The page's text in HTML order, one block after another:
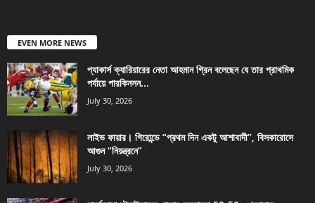
EVEN MORE NEWS
প্যাকার্স ক্যারিয়ারের নেতা আহমান গ্রিন বলেছেন যে তার প্রাথমিক
পর্যায়ে পারকিনসন...
July 30, 2026
লাইভ ফায়ার। গিরোন্ডে “প্রথম দিন একটু আশাবাদী”, বিসকারোসে
আগুন “নিয়ন্ত্রনে”
July 30, 2026